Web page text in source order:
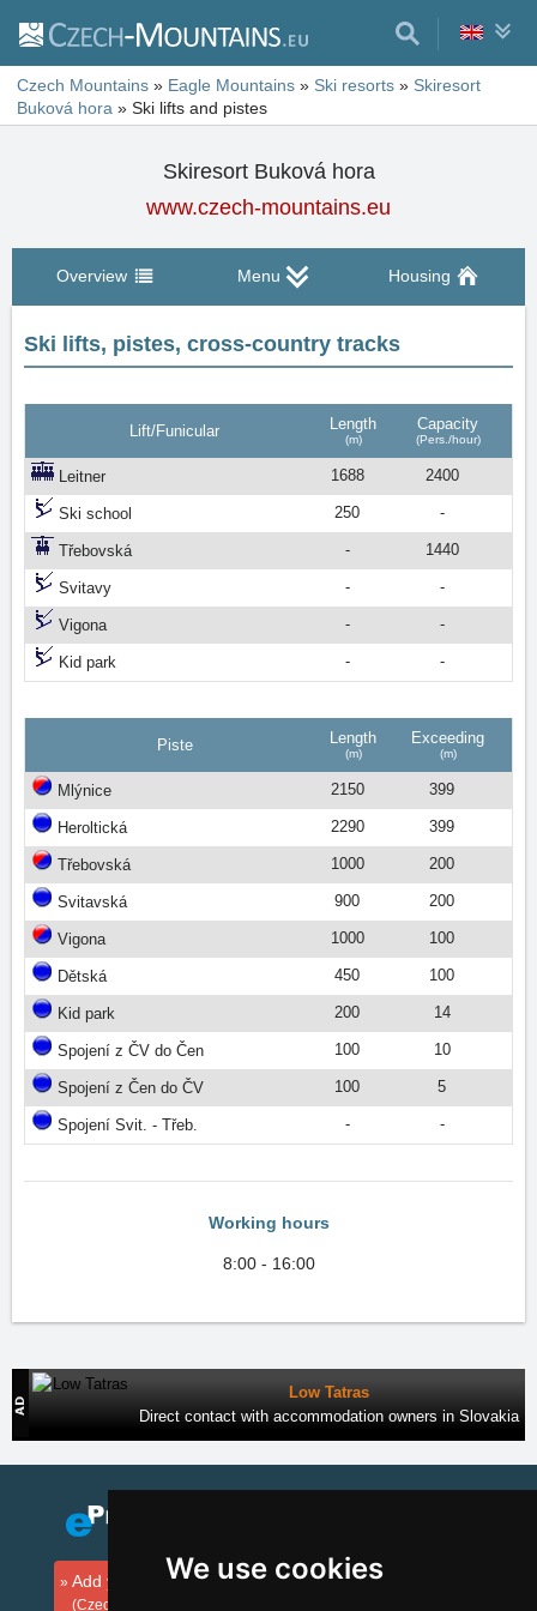
We use cookies
Czech Mountains » Eagle Mountains » Ski resorts » Skiresort
Buková hora » Ski lifts and pistes
Skiresort Buková hora
www.czech-mountains.eu
Overview Menu Housing
Ski lifts, pistes, cross-country tracks
Lift/Funicular Length
(m)
Capacity
(Pers./hour)
Leitner 1688 2400
Ski school 250 -
Třebovská - 1440
Svitavy - -
Vigona - -
Kid park - -
Piste Length
(m)
Exceeding
(m)
Mlýnice 2150 399
Heroltická 2290 399
Třebovská 1000 200
Svitavská 900 200
Vigona 1000 100
Dětská 450 100
Kid park 200 14
Spojení z ČV do Čen 100 10
Spojení z Čen do ČV 100 5
Spojení Svit. - Třeb. - -
Working hours
8:00 - 16:00
Low Tatras
Direct contact with accommodation owners in Slovakia
Add your accommodation
(Czech)